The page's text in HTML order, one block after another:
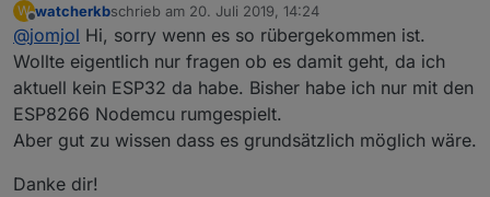
Bibliotheken für den WebServer und auch die ArduCam
nur für den ESP8266 funktionieren.
Ich habe eine Version erstellt, die sich für den ESP32 mit
der Arduino-Umgebung (Board: "ESP32 Dev Module")
kompilieren läßt:
https://github.com/jomjol/water-meter-picture-
provider/tree/master/ArduCAM_Server-ESP32-
OTA_GitHub
Kann leider keine Hardwaretests machen, da gerade
kein freier ESP32 und OV2640 zur Hand. Vermutlich
mußt du noch die GPIO-Pins anpassen, da sie anders
sein dürften, wie beim ESP8266.
Bitte gerne Rückmeldung, ob es funktioniert.
Gruß,
Jomjol
W
Offline
watcherkbschrieb am 20. Juli 2019, 14:24
zuletzt editiert von
@jomjol Hi, sorry wenn es so rübergekommen ist.
Wollte eigentlich nur fragen ob es damit geht, da ich
aktuell kein ESP32 da habe. Bisher habe ich nur mit den
ESP8266 Nodemcu rumgespielt.
Aber gut zu wissen dass es grundsätzlich möglich wäre.
Danke dir!